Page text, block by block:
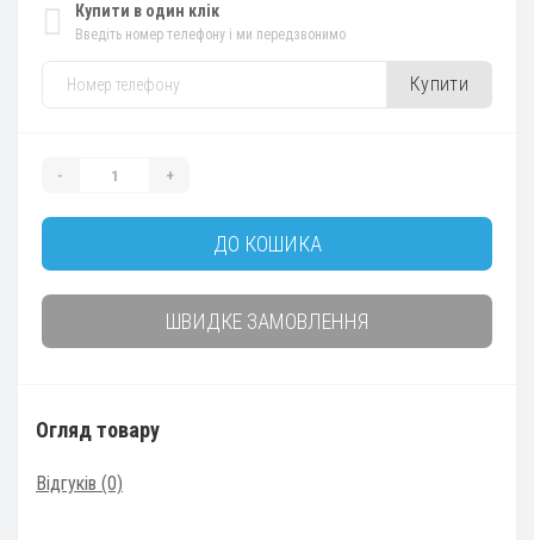
Купити в один клік
Введіть номер телефону і ми передзвонимо
Купити
- +
ДО КОШИКА
ШВИДКЕ ЗАМОВЛЕННЯ
Огляд товару
Відгуків (0)